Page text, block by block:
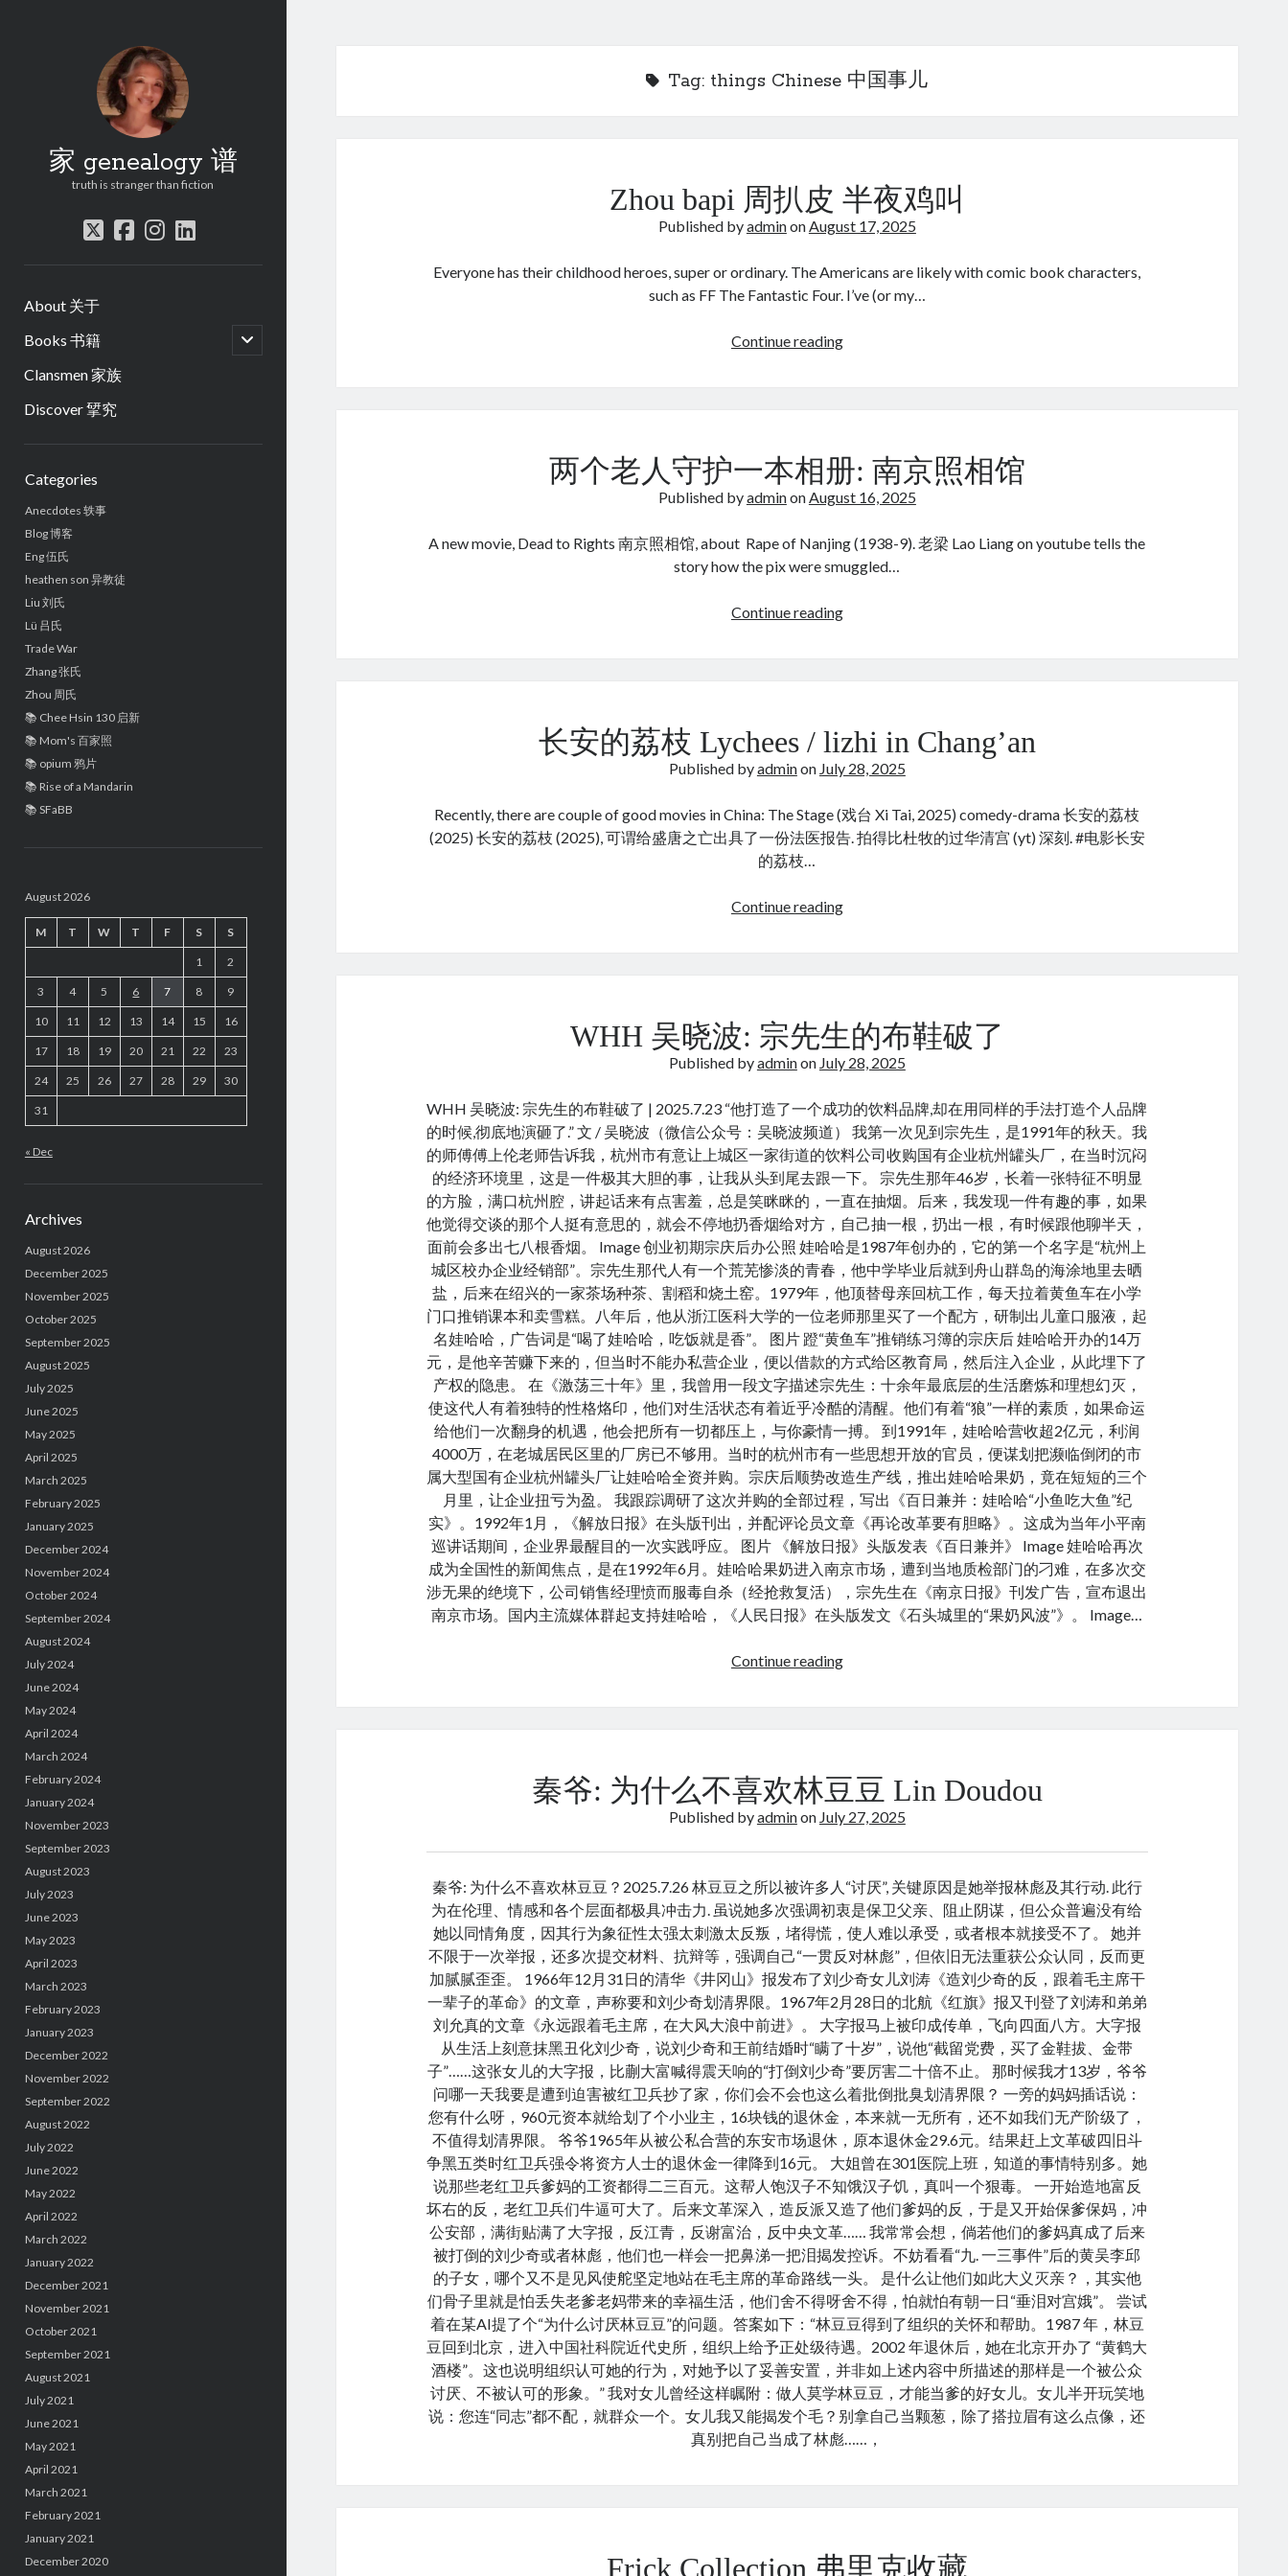
家 genealogy 谱
truth is stranger than fiction
twitter
facebook
instagram
linkedin
About 关于
Books 书籍
open
child
Clansmen 家族
Discover 揅究
Categories
Anecdotes 轶事
Blog 博客
Eng 伍氏
heathen son 异教徒
Liu 刘氏
Lü 吕氏
Trade War
Zhang 张氏
Zhou 周氏
📚 Chee Hsin 130 启新
📚 Mom's 百家照
📚 opium 鸦片
📚 Rise of a Mandarin
📚 SFaBB
August 2026
M T W T F S S
1 2
3 4 5 6 7 8 9
10 11 12 13 14 15 16
17 18 19 20 21 22 23
24 25 26 27 28 29 30
31
« Dec
Archives
August 2026
December 2025
November 2025
October 2025
September 2025
August 2025
July 2025
June 2025
May 2025
April 2025
March 2025
February 2025
January 2025
December 2024
November 2024
October 2024
September 2024
August 2024
July 2024
June 2024
May 2024
April 2024
March 2024
February 2024
January 2024
November 2023
September 2023
August 2023
July 2023
June 2023
May 2023
April 2023
March 2023
February 2023
January 2023
December 2022
November 2022
September 2022
August 2022
July 2022
June 2022
May 2022
April 2022
March 2022
January 2022
December 2021
November 2021
October 2021
September 2021
August 2021
July 2021
June 2021
May 2021
April 2021
March 2021
February 2021
January 2021
December 2020
Tag: things Chinese 中国事儿
Zhou bapi 周扒皮 半夜鸡叫
Published byadminonAugust 17, 2025
Everyone has their childhood heroes, super or ordinary. The Americans are likely with comic book characters,
such as FF The Fantastic Four. I’ve (or my…
Continue readingZhou
半
夜
鸡
两个老人守护一本相册: 南京照相馆
Published byadminonAugust 16, 2025
A new movie, Dead to Rights 南京照相馆, about Rape of Nanjing (1938-9). 老梁 Lao Liang on youtube tells the
story how the pix were smuggled…
Continue reading两
一
本
册:
南
相
长安的荔枝 Lychees / lizhi in Chang’an
Published byadminon July 28, 2025
Recently, there are couple of good movies in China: The Stage (戏台 Xi Tai, 2025) comedy-drama 长安的荔枝
(2025) 长安的荔枝 (2025), 可谓给盛唐之亡出具了一份法医报告. 拍得比杜牧的过华清宫 (yt) 深刻. #电影长安
的荔枝…
Continue reading长
Lychees
/
lizhi
Chang’an
WHH 吴晓波: 宗先生的布鞋破了
Published byadminon July 28, 2025
WHH 吴晓波: 宗先生的布鞋破了 | 2025.7.23 “他打造了一个成功的饮料品牌,却在用同样的手法打造个人品牌
的时候,彻底地演砸了.” 文 / 吴晓波（微信公众号：吴晓波频道） 我第一次见到宗先生，是1991年的秋天。我
的师傅傅上伦老师告诉我，杭州市有意让上城区一家街道的饮料公司收购国有企业杭州罐头厂，在当时沉闷
的经济环境里，这是一件极其大胆的事，让我从头到尾去跟一下。 宗先生那年46岁，长着一张特征不明显
的方脸，满口杭州腔，讲起话来有点害羞，总是笑眯眯的，一直在抽烟。后来，我发现一件有趣的事，如果
他觉得交谈的那个人挺有意思的，就会不停地扔香烟给对方，自己抽一根，扔出一根，有时候跟他聊半天，
面前会多出七八根香烟。 Image 创业初期宗庆后办公照 娃哈哈是1987年创办的，它的第一个名字是“杭州上
城区校办企业经销部”。宗先生那代人有一个荒芜惨淡的青春，他中学毕业后就到舟山群岛的海涂地里去晒
盐，后来在绍兴的一家茶场种茶、割稻和烧土窑。1979年，他顶替母亲回杭工作，每天拉着黄鱼车在小学
门口推销课本和卖雪糕。八年后，他从浙江医科大学的一位老师那里买了一个配方，研制出儿童口服液，起
名娃哈哈，广告词是“喝了娃哈哈，吃饭就是香”。 图片 蹬“黄鱼车”推销练习簿的宗庆后 娃哈哈开办的14万
元，是他辛苦赚下来的，但当时不能办私营企业，便以借款的方式给区教育局，然后注入企业，从此埋下了
产权的隐患。 在《激荡三十年》里，我曾用一段文字描述宗先生：十余年最底层的生活磨炼和理想幻灭，
使这代人有着独特的性格烙印，他们对生活状态有着近乎冷酷的清醒。他们有着“狼”一样的素质，如果命运
给他们一次翻身的机遇，他会把所有一切都压上，与你豪情一搏。 到1991年，娃哈哈营收超2亿元，利润
4000万，在老城居民区里的厂房已不够用。当时的杭州市有一些思想开放的官员，便谋划把濒临倒闭的市
属大型国有企业杭州罐头厂让娃哈哈全资并购。宗庆后顺势改造生产线，推出娃哈哈果奶，竟在短短的三个
月里，让企业扭亏为盈。 我跟踪调研了这次并购的全部过程，写出《百日兼并：娃哈哈“小鱼吃大鱼”纪
实》。1992年1月，《解放日报》在头版刊出，并配评论员文章《再论改革要有胆略》。这成为当年小平南
巡讲话期间，企业界最醒目的一次实践呼应。 图片 《解放日报》头版发表《百日兼并》 Image 娃哈哈再次
成为全国性的新闻焦点，是在1992年6月。娃哈哈果奶进入南京市场，遭到当地质检部门的刁难，在多次交
涉无果的绝境下，公司销售经理愤而服毒自杀（经抢救复活），宗先生在《南京日报》刊发广告，宣布退出
南京市场。国内主流媒体群起支持娃哈哈，《人民日报》在头版发文《石头城里的“果奶风波”》。 Image…
Continue readingWHH
先
生
的
破
了
秦爷: 为什么不喜欢林豆豆 Lin Doudou
Published byadminon July 27, 2025
秦爷: 为什么不喜欢林豆豆？2025.7.26 林豆豆之所以被许多人“讨厌”, 关键原因是她举报林彪及其行动. 此行
为在伦理、情感和各个层面都极具冲击力. 虽说她多次强调初衷是保卫父亲、阻止阴谋，但公众普遍没有给
她以同情角度，因其行为象征性太强太刺激太反叛，堵得慌，使人难以承受，或者根本就接受不了。 她并
不限于一次举报，还多次提交材料、抗辩等，强调自己“一贯反对林彪”，但依旧无法重获公众认同，反而更
加腻腻歪歪。 1966年12月31日的清华《井冈山》报发布了刘少奇女儿刘涛《造刘少奇的反，跟着毛主席干
一辈子的革命》的文章，声称要和刘少奇划清界限。1967年2月28日的北航《红旗》报又刊登了刘涛和弟弟
刘允真的文章《永远跟着毛主席，在大风大浪中前进》。 大字报马上被印成传单，飞向四面八方。大字报
从生活上刻意抹黑丑化刘少奇，说刘少奇和王前结婚时“瞒了十岁”，说他“截留党费，买了金鞋拔、金带
子”……这张女儿的大字报，比蒯大富喊得震天响的“打倒刘少奇”要厉害二十倍不止。 那时候我才13岁，爷爷
问哪一天我要是遭到迫害被红卫兵抄了家，你们会不会也这么着批倒批臭划清界限？ 一旁的妈妈插话说：
您有什么呀，960元资本就给划了个小业主，16块钱的退休金，本来就一无所有，还不如我们无产阶级了，
不值得划清界限。 爷爷1965年从被公私合营的东安市场退休，原本退休金29.6元。结果赶上文革破四旧斗
争黑五类时红卫兵强令将资方人士的退休金一律降到16元。 大姐曾在301医院上班，知道的事情特别多。她
说那些老红卫兵爹妈的工资都得二三百元。这帮人饱汉子不知饿汉子饥，真叫一个狠毒。 一开始造地富反
坏右的反，老红卫兵们牛逼可大了。后来文革深入，造反派又造了他们爹妈的反，于是又开始保爹保妈，冲
公安部，满街贴满了大字报，反江青，反谢富治，反中央文革…… 我常常会想，倘若他们的爹妈真成了后来
被打倒的刘少奇或者林彪，他们也一样会一把鼻涕一把泪揭发控诉。不妨看看“九. 一三事件”后的黄吴李邱
的子女，哪个又不是见风使舵坚定地站在毛主席的革命路线一头。 是什么让他们如此大义灭亲？，其实他
们骨子里就是怕丢失老爹老妈带来的幸福生活，他们舍不得呀舍不得，怕就怕有朝一日“垂泪对宫娥”。 尝试
着在某AI提了个“为什么讨厌林豆豆”的问题。答案如下：“林豆豆得到了组织的关怀和帮助。1987 年，林豆
豆回到北京，进入中国社科院近代史所，组织上给予正处级待遇。2002 年退休后，她在北京开办了 “黄鹤大
酒楼”。这也说明组织认可她的行为，对她予以了妥善安置，并非如上述内容中所描述的那样是一个被公众
讨厌、不被认可的形象。” 我对女儿曾经这样瞩附：做人莫学林豆豆，才能当爹的好女儿。女儿半开玩笑地
说：您连“同志”都不配，就群众一个。女儿我又能揭发个毛？别拿自己当颗葱，除了搭拉眉有这么点像，还
真别把自己当成了林彪……，
Frick Collection 弗里克收藏